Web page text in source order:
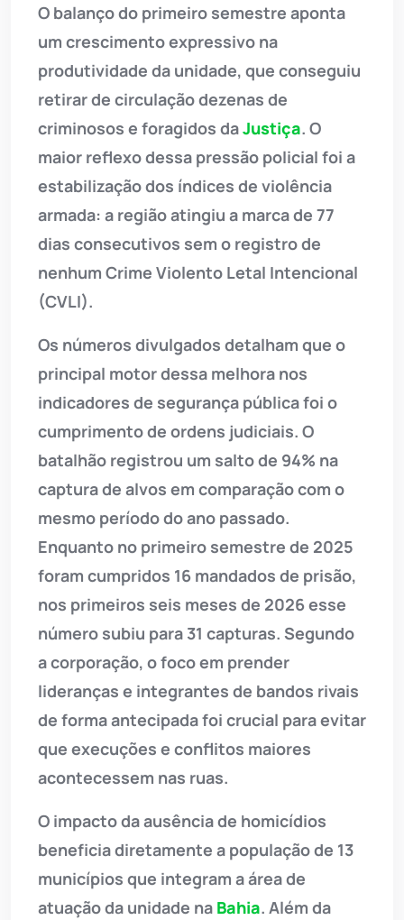
O balanço do primeiro semestre aponta
um crescimento expressivo na
produtividade da unidade, que conseguiu
retirar de circulação dezenas de
criminosos e foragidos daJustiça. O
maior reflexo dessa pressão policial foi a
estabilização dos índices de violência
armada: a região atingiu a marca de 77
dias consecutivos sem o registro de
nenhum Crime Violento Letal Intencional
(CVLI).
Os números divulgados detalham que o
principal motor dessa melhora nos
indicadores de segurança pública foi o
cumprimento de ordens judiciais. O
batalhão registrou um salto de 94% na
captura de alvos em comparação com o
mesmo período do ano passado.
Enquanto no primeiro semestre de 2025
foram cumpridos 16 mandados de prisão,
nos primeiros seis meses de 2026 esse
número subiu para 31 capturas. Segundo
a corporação, o foco em prender
lideranças e integrantes de bandos rivais
de forma antecipada foi crucial para evitar
que execuções e conflitos maiores
acontecessem nas ruas.
O impacto da ausência de homicídios
beneficia diretamente a população de 13
municípios que integram a área de
atuação da unidade na Bahia. Além da